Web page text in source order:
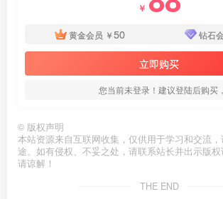
￥
黄金会员 ￥50 钻石
立即购买
您当前未登录！建议登陆后购买
© 版权声明
本站资源来自互联网收集，仅供用于学习和交流
途。如有侵权、不妥之处，请联系站长并出示版
请谅解！
THE END